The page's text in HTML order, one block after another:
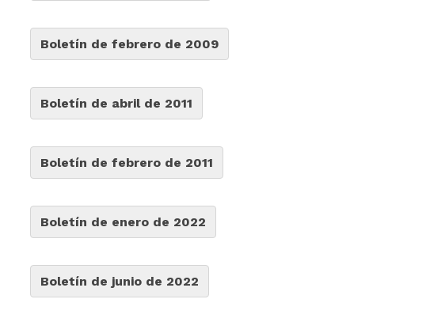
Boletín de febrero de 2009
Boletín de abril de 2011
Boletín de febrero de 2011
Boletín de enero de 2022
Boletín de junio de 2022